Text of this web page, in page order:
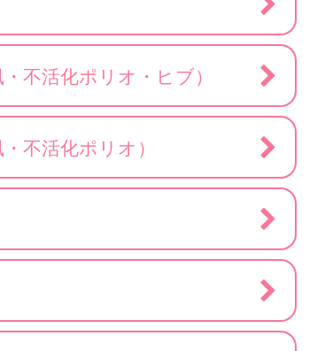
不活化ポリオ・ヒブ）
不活化ポリオ）